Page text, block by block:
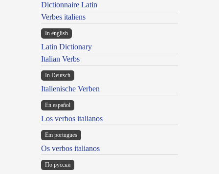
Dictionnaire Latin
Verbes italiens
In english
Latin Dictionary
Italian Verbs
In Deutsch
Italienische Verben
En español
Los verbos italianos
Em portugues
Os verbos italianos
По русски